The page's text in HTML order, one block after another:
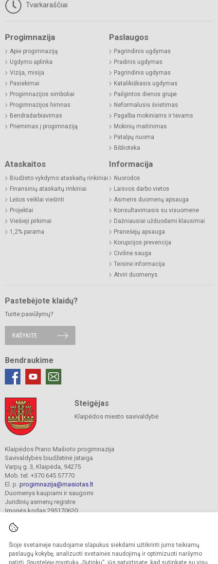
Šioje svetainėje naudojame slapukus siekdami užtikrinti jums teikiamų
paslaugų kokybę, analizuoti svetainės naudojimą ir optimizuoti naršymo
patirtį. Spustelėję mygtuką „Sutinku“, jūs patvirtinate, kad sutinkate su visų
Tvarkaraščiai
Progimnazija
Apie progimnaziją
Ugdymo aplinka
Vizija, misija
Pasiekimai
Progimnazijos simboliai
Progimnazijos himnas
Bendradarbiavimas
Priėmimas į progimnaziją
Paslaugos
Pagrindinis ugdymas
Pradinis ugdymas
Pagrindinis ugdymas
Katalikiškasis ugdymas
Pailgintos dienos grupė
Neformalusis švietimas
Pagalba mokiniams ir tėvams
Mokinių maitinimas
Patalpų nuoma
Biblioteka
Ataskaitos
Biudžeto vykdymo ataskaitų rinkiniai
Finansinių ataskaitų rinkiniai
Lėšos veiklai viešinti
Projektai
Viešieji pirkimai
1,2% parama
Informacija
Nuorodos
Laisvos darbo vietos
Asmens duomenų apsauga
Konsultavimasis su visuomene
Dažniausiai užduodami klausimai
Pranešėjų apsauga
Korupcijos prevencija
Civilinė sauga
Teisinė informacija
Atviri duomenys
Pastebėjote klaidų?
Turite pasiūlymų?
RAŠYKITE
Bendraukime
Steigėjas
Klaipėdos miesto savivaldybė
Klaipėdos Prano Mašioto progimnazija
Savivaldybės biudžetinė įstaiga
Varpų g. 3, Klaipėda, 94275
Mob. tel. +370 645 57770
El. p. progimnazija@masiotas.lt
Duomenys kaupiami ir saugomi
Juridinių asmenų registre
Įmonės kodas 295170620
© 2022. Klaipėdos Prano Mašioto progimnazija. Visos teisės saugomos.
Kopijuoti turinį be raštiško įstaigos administracijos sutikimo griežtai draudžiama.